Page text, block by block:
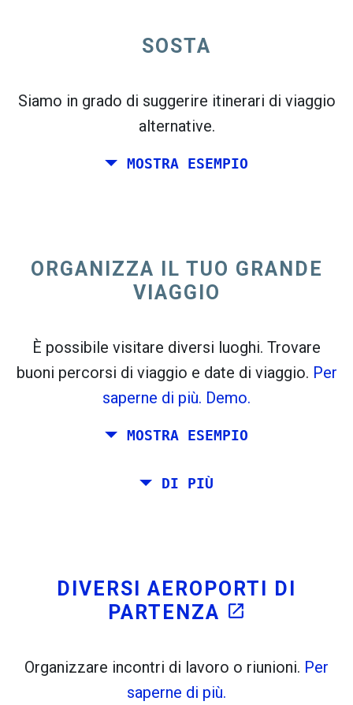
la mappa delle partenze.
flight_takeoff flight_land
andata
Seleziona l'ordinamento CO
Prova questo open_in_new
Trovato in precedenza:
. Stima: 52 kg CO . Di Più:LinkedIn open_in_new
SOSTA
Siamo in grado di suggerire itinerari di viaggio
alternative.
MOSTRA ESEMPIO
ORGANIZZA IL TUO GRANDE
VIAGGIO
È possibile visitare diversi luoghi. Trovare
buoni percorsi di viaggio e date di viaggio. Per
saperne di più. Demo.
MOSTRA ESEMPIO
Pianificare un viaggio via Roma, Barcellona, ​​
DI PIÙ
DIVERSI AEROPORTI DI
PARTENZA open_in_new
Organizzare incontri di lavoro o riunioni. Per
saperne di più.